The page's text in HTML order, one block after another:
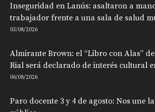
Inseguridad en Lanús: asaltaron a
trabajador frente a una sala de salud
03/08/2026
Almirante Brown: el “Libro con Alas”
Rial será declarado de interés cultural
06/08/2026
Paro docente 3 y 4 de agosto: Nos une